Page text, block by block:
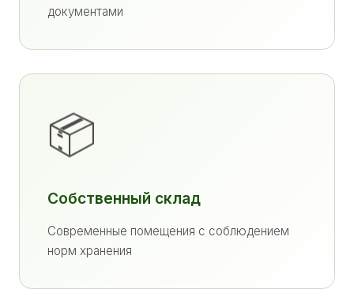
документами
📦
Собственный склад
Современные помещения с соблюдением
норм хранения